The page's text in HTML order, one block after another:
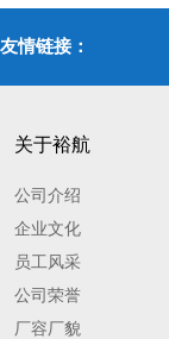
友情链接：
关于裕航
公司介绍
企业文化
员工风采
公司荣誉
厂容厂貌